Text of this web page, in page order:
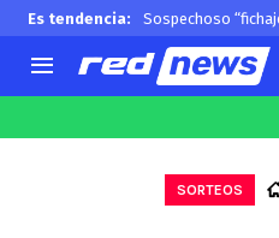
Es tendencia: Sospechoso
SORTEOS